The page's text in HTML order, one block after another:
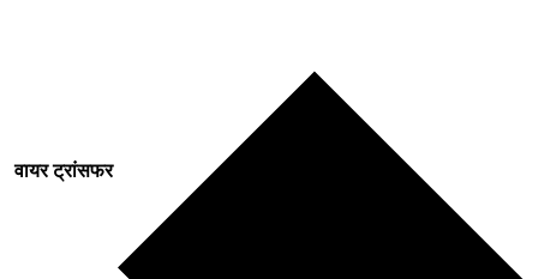
वायर ट्रांसफर